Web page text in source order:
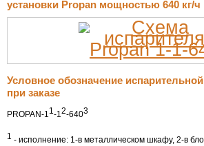
установки Propan мощностью 640 кг/ч
Условное обозначение
при заказе
PROPAN-11-12-6403
1 - исполнение: 1-в металлическом шкафу, 2-в